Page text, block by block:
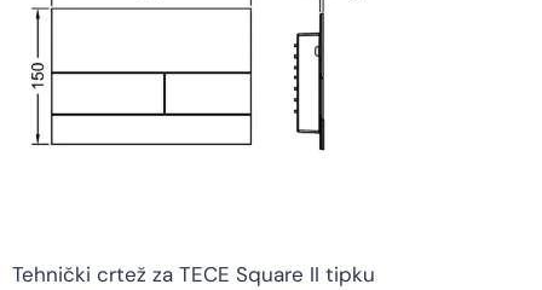
Tehnički crtež za TECE Square II tipku